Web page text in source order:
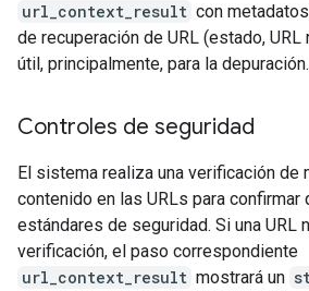
url_context_result con
de recuperación de URL (estado, URL
útil, principalmente, para la depuración.
Controles de seguridad
El sistema realiza una verificación de
contenido en las URLs para confirmar
estándares de seguridad. Si una URL
verificación, el paso correspondiente
url_context_result mostrará un